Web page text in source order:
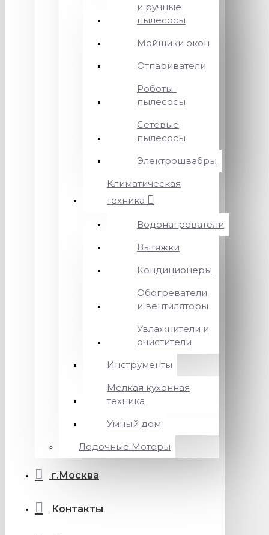
и ручные
пылесосы
Мойщики окон
Отпариватели
Роботы-
пылесосы
Сетевые
пылесосы
Электрошвабры
Климатическая
техника
Водонагреватели
Вытяжки
Кондиционеры
Обогреватели
и вентиляторы
Увлажнители и
очистители
Инструменты
Мелкая кухонная
техника
Умный дом
Лодочные Моторы
г.Москва
Контакты